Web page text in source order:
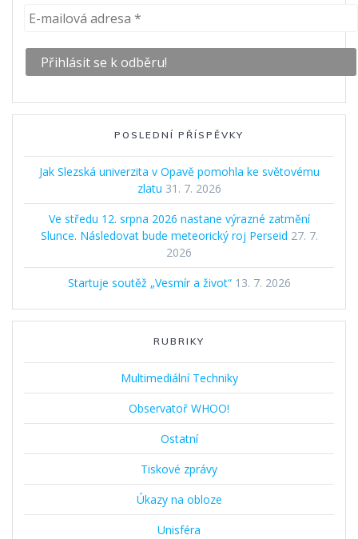
POSLEDNÍ PŘÍSPĚVKY
Jak Slezská univerzita v Opavě pomohla ke světovému
zlatu 31. 7. 2026
Ve středu 12. srpna 2026 nastane výrazné zatmění
Slunce. Následovat bude meteorický roj Perseid 27. 7.
2026
Startuje soutěž „Vesmír a život“ 13. 7. 2026
RUBRIKY
Multimediální Techniky
Observatoř WHOO!
Ostatní
Tiskové zprávy
Úkazy na obloze
Unisféra